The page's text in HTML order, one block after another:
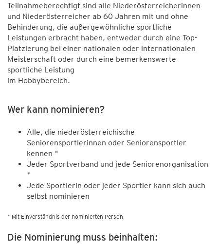
Teilnahmeberechtigt sind alle Niederösterreicherinnen
und Niederösterreicher ab 60 Jahren mit und ohne
Behinderung, die außergewöhnliche sportliche
Leistungen erbracht haben, entweder durch eine Top-
Platzierung bei einer nationalen oder internationalen
Meisterschaft oder durch eine bemerkenswerte
sportliche Leistung
im Hobbybereich.
Wer kann nominieren?
Alle, die niederösterreichische
Seniorensportlerinnen oder Seniorensportler
kennen *
Jeder Sportverband und jede Seniorenorganisation
*
Jede Sportlerin oder jeder Sportler kann sich auch
selbst nominieren
* Mit Einverständnis der nominierten Person
Die Nominierung muss beinhalten: